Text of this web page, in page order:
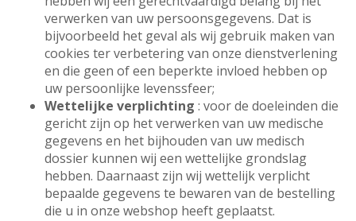
verwerken van uw persoonsgegevens. Dat is
bijvoorbeeld het geval als wij gebruik maken van
cookies ter verbetering van onze dienstverlening
en die geen of een beperkte invloed hebben op
uw persoonlijke levenssfeer;
Wettelijke verplichting : voor de doeleinden die
gericht zijn op het verwerken van uw medische
gegevens en het bijhouden van uw medisch
dossier kunnen wij een wettelijke grondslag
hebben. Daarnaast zijn wij wettelijk verplicht
bepaalde gegevens te bewaren van de bestelling
die u in onze webshop heeft geplaatst.